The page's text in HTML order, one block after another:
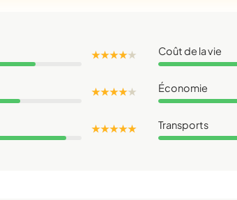
★ ★ ★ ★★ Coût de la vie
★ ★ ★ ★★ Économie
★ ★ ★ ★ ★ Transports